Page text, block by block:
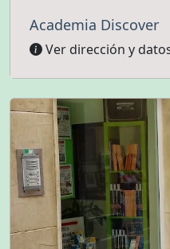
Academia Discover
Ver dirección y